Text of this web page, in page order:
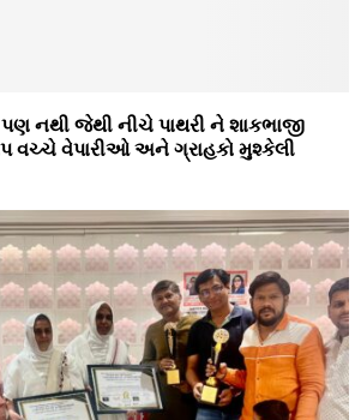
પણ નથી જેથી નીચે પાથરી ને શાકભાજી
વચ્ચે વેપારીઓ અને ગ્રાહકો મુશ્કેલી